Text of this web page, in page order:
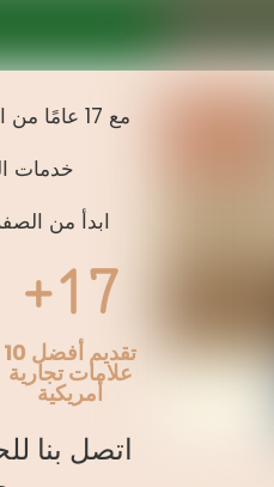
مع 17 عامًا من الخبرة، توفر بيتيلولو مجموعة كاملة من
خدمات
ابدأ من
17+
تقديم أفضل 10
علامات تجارية
أمريكية
اتصل بنا